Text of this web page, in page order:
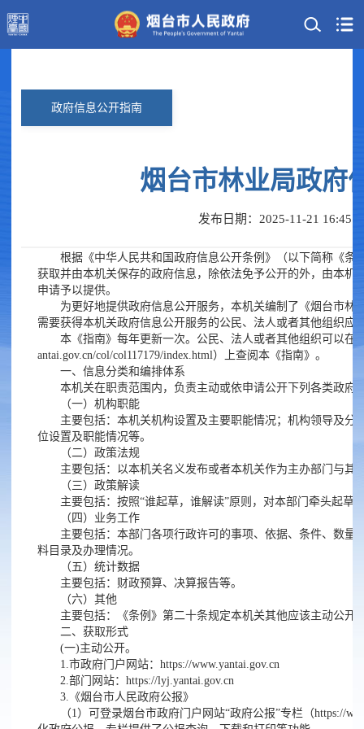
政府信息公开指南
烟台市林业局政府
发布日期：2025-11-21 16:45
根据《中华人民共和国政府信息公开条例》（以下简称《
获取并由本机关保存的政府信息，除依法免予公开的外，由本
申请予以提供。
为更好地提供政府信息公开服务，本机关编制了《烟台市
需要获得本机关政府信息公开服务的公民、法人或者其他组织应
本《指南》每年更新一次。公民、法人或者其他组织可以在
antai.gov.cn/col/col117179/index.html）上查阅本《指南》。
一、信息分类和编排体系
本机关在职责范围内，负责主动或依申请公开下列各类政府
（一）机构职能
主要包括：本机关机构设置及主要职能情况；机构领导及
位设置及职能情况等。
（二）政策法规
主要包括：以本机关名义发布或者本机关作为主办部门与其
（三）政策解读
主要包括：按照“谁起草，谁解读”原则，对本部门牵头起草
（四）业务工作
主要包括：本部门各项行政许可的事项、依据、条件、数
料目录及办理情况。
（五）统计数据
主要包括：财政预算、决算报告等。
（六）其他
主要包括：《条例》第二十条规定本机关其他应该主动公开
二、获取形式
(一)主动公开。
1.市政府门户网站：https://www.yantai.gov.cn
2.部门网站：https://lyj.yantai.gov.cn
3.《烟台市人民政府公报》
（1）可登录烟台市政府门户网站“政府公报”专栏（https://